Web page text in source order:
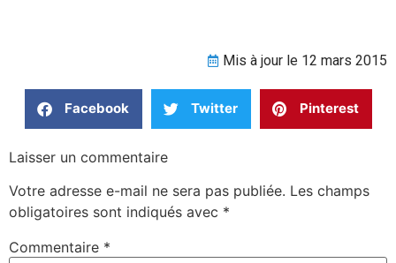
Mis à jour le 12 mars 2015
Facebook Twitter Pinterest
Laisser un commentaire
Votre adresse e-mail ne sera pas publiée. Les champs
obligatoires sont indiqués avec *
Commentaire *